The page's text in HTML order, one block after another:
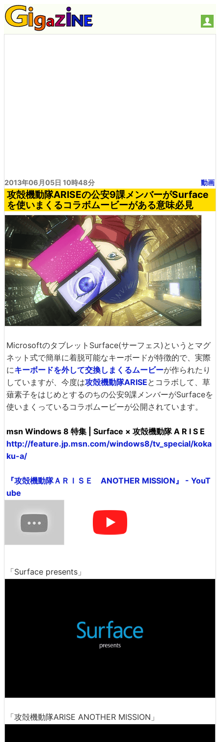
2013年06月05日 10時48分 動画
攻殻機動隊ARISEの公安9課メンバーがSurface
を使いまくるコラボムービーがある意味必見
MicrosoftのタブレットSurface(サーフェス)というとマグ
ネット式で簡単に着脱可能なキーボードが特徴的で、実際
にキーボードを外して交換しまくるムービーが作られたり
していますが、今度は攻殻機動隊ARISEとコラボして、草
薙素子をはじめとするのちの公安9課メンバーがSurfaceを
使いまくっているコラボムービーが公開されています。
msn Windows 8 特集 | Surface × 攻殻機動隊 A R I S E
http://feature.jp.msn.com/windows8/tv_special/koka
ku-a/
『攻殻機動隊ＡＲＩＳＥ ANOTHER MISSION』 - YouT
ube
「Surface presents」
「攻殻機動隊ARISE ANOTHER MISSION」